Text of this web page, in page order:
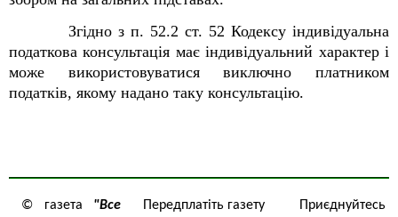
Згідно з п. 52.2 ст. 52 Кодексу індивідуальна
податкова консультація має індивідуальний характер і
може використовуватися виключно платником
податків, якому надано таку консультацію.
© газета "Все
Передплатіть газету
Приєднуйтесь